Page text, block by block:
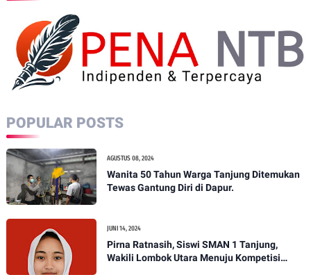
POPULAR POSTS
AGUSTUS 08, 2024
Wanita 50 Tahun Warga Tanjung Ditemukan
Tewas Gantung Diri di Dapur.
JUNI 14, 2024
Pirna Ratnasih, Siswi SMAN 1 Tanjung,
Wakili Lombok Utara Menuju Kompetisi